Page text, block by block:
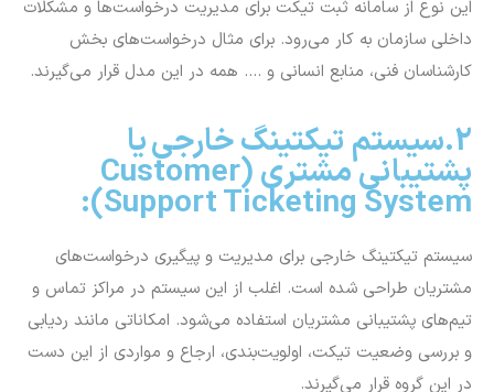
3. سیستم تیکتینگ مبتنی بر ابر
(Cloud-Based Ticketing
System):
این مدل، یکی از بهترین نرم افزارهای تیکتینگ است که به‌جای
نصب فیزیکی روی سرورهای داخلی سازمان، از طریق اینترنت و بر
بستر فضای ابری ارائه می‌شود.
4. سیستم تیکتینگ یکپارچه با CRM
(Integrated Ticketing System):
این نوع از سیستم تیکتینگ آنلاین با نرم‌افزارهای مدیریت ارتباط با